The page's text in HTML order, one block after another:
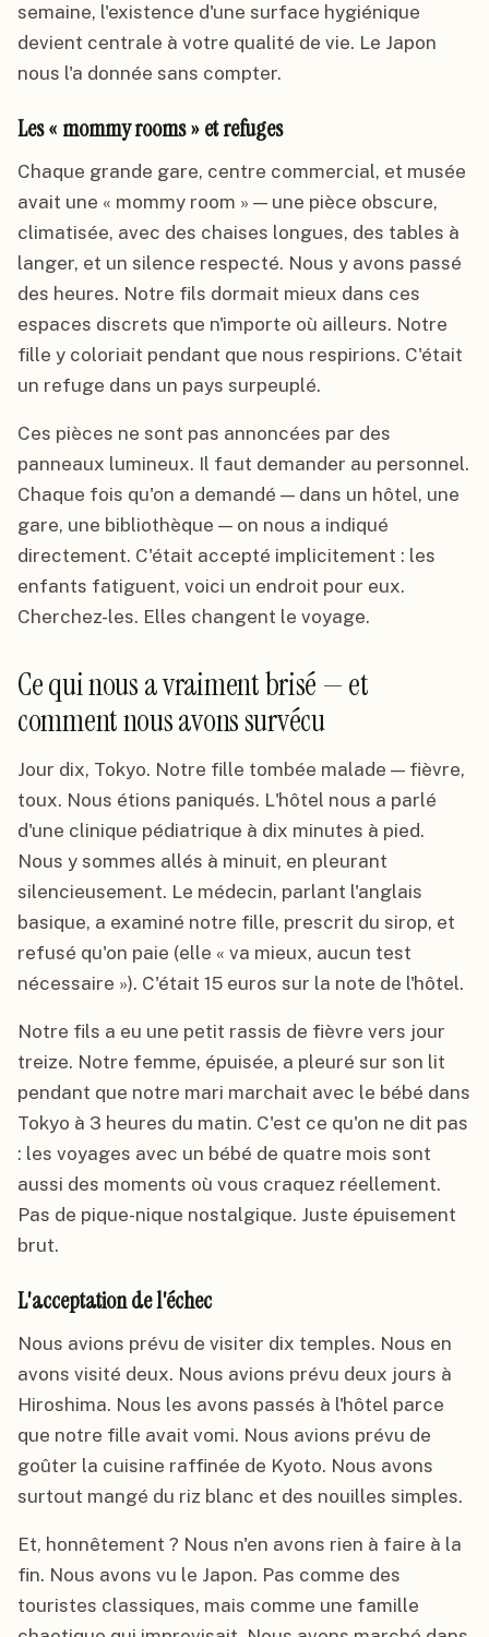
semaine, l'existence d'une surface hygiénique
devient centrale à votre qualité de vie. Le Japon
nous l'a donnée sans compter.
Les « mommy rooms » et refuges
Chaque grande gare, centre commercial, et musée
avait une « mommy room » — une pièce obscure,
climatisée, avec des chaises longues, des tables à
langer, et un silence respecté. Nous y avons passé
des heures. Notre fils dormait mieux dans ces
espaces discrets que n'importe où ailleurs. Notre
fille y coloriait pendant que nous respirions. C'était
un refuge dans un pays surpeuplé.
Ces pièces ne sont pas annoncées par des
panneaux lumineux. Il faut demander au personnel.
Chaque fois qu'on a demandé — dans un hôtel, une
gare, une bibliothèque — on nous a indiqué
directement. C'était accepté implicitement : les
enfants fatiguent, voici un endroit pour eux.
Cherchez-les. Elles changent le voyage.
Ce qui nous a vraiment brisé — et
comment nous avons survécu
Jour dix, Tokyo. Notre fille tombée malade — fièvre,
toux. Nous étions paniqués. L'hôtel nous a parlé
d'une clinique pédiatrique à dix minutes à pied.
Nous y sommes allés à minuit, en pleurant
silencieusement. Le médecin, parlant l'anglais
basique, a examiné notre fille, prescrit du sirop, et
refusé qu'on paie (elle « va mieux, aucun test
nécessaire »). C'était 15 euros sur la note de l'hôtel.
Notre fils a eu une petit rassis de fièvre vers jour
treize. Notre femme, épuisée, a pleuré sur son lit
pendant que notre mari marchait avec le bébé dans
Tokyo à 3 heures du matin. C'est ce qu'on ne dit pas
: les voyages avec un bébé de quatre mois sont
aussi des moments où vous craquez réellement.
Pas de pique-nique nostalgique. Juste épuisement
brut.
L'acceptation de l'échec
Nous avions prévu de visiter dix temples. Nous en
avons visité deux. Nous avions prévu deux jours à
Hiroshima. Nous les avons passés à l'hôtel parce
que notre fille avait vomi. Nous avions prévu de
goûter la cuisine raffinée de Kyoto. Nous avons
surtout mangé du riz blanc et des nouilles simples.
Et, honnêtement ? Nous n'en avons rien à faire à la
fin. Nous avons vu le Japon. Pas comme des
touristes classiques, mais comme une famille